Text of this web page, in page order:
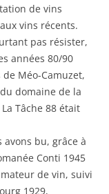
de vins
vins récents.
pas résister,
années 80/90
Méo-Camuzet,
domaine de la
Tâche 88 était
bu, grâce à
Conti 1945
de vin, suivi
1929,